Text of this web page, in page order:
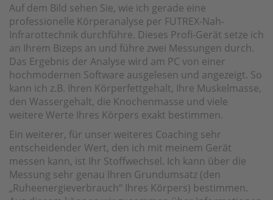
Auf dem Bild sehen Sie, wie ich gerade eine
professionelle Körperanalyse per FUTREX-Nah-
Infrarottechnik durchführe. Dieses Profi-Gerät setze ich
an Ihrem Bizeps an und führe zwei Messungen durch.
Das Ergebnis der Analyse wird am PC von einer
hochmodernen Software ausgelesen und angezeigt. So
kann ich z.B. Ihren Körperfettgehalt, Ihre Muskelmasse,
den Wassergehalt, die Knochenmasse und viele
weitere Werte Ihres Körpers exakt bestimmen.
Ein weiterer, für unser weiteres Coaching sehr
entscheidender Wert, den ich mit meinem Gerät
messen kann, ist Ihr Stoffwechsel. Ich kann über die
Messung sehr genau Ihren Grundumsatz (den
„Ruheenergieverbrauch“ Ihres Körpers) bestimmen.